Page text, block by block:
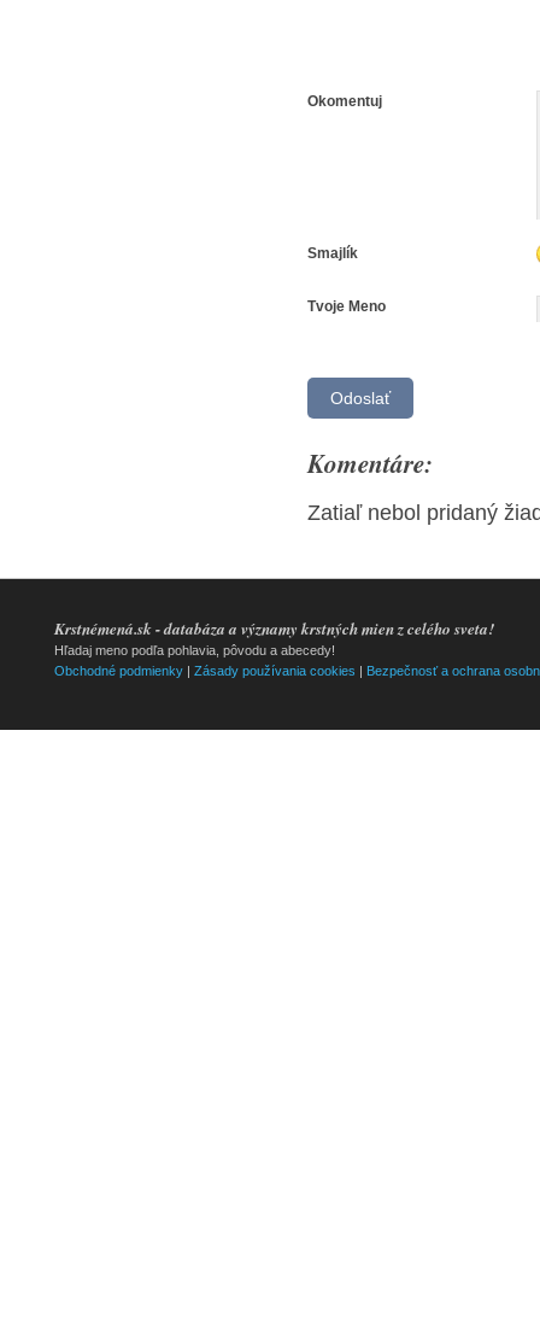
Okomentuj
Smajlík
Tvoje Meno
Komentáre:
Zatiaľ nebol pridaný
Krstnémená.sk - databáza a významy krstných mien z celého sveta!
Hľadaj meno podľa pohlavia, pôvodu a abecedy!
Obchodné podmienky
Zásady používania cookies Bezpečnosť a ochrana